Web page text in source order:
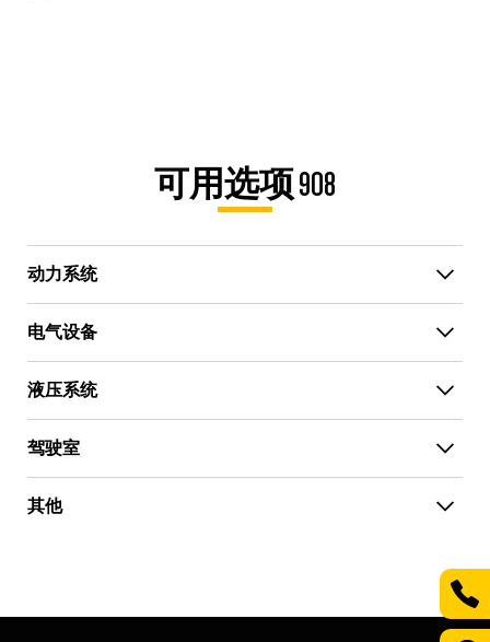
可用选项 908
动力系统
电气设备
液压系统
驾驶室
其他